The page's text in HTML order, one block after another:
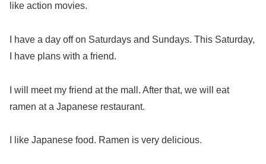
like action movies.
I have a day off on Saturdays and Sundays. This Saturday,
I have plans with a friend.
I will meet my friend at the mall. After that, we will eat
ramen at a Japanese restaurant.
I like Japanese food. Ramen is very delicious.